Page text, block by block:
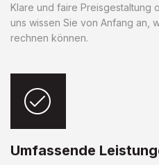
Klare und faire Preisgestaltung
uns wissen Sie von Anfang an,
rechnen können.
Umfassende